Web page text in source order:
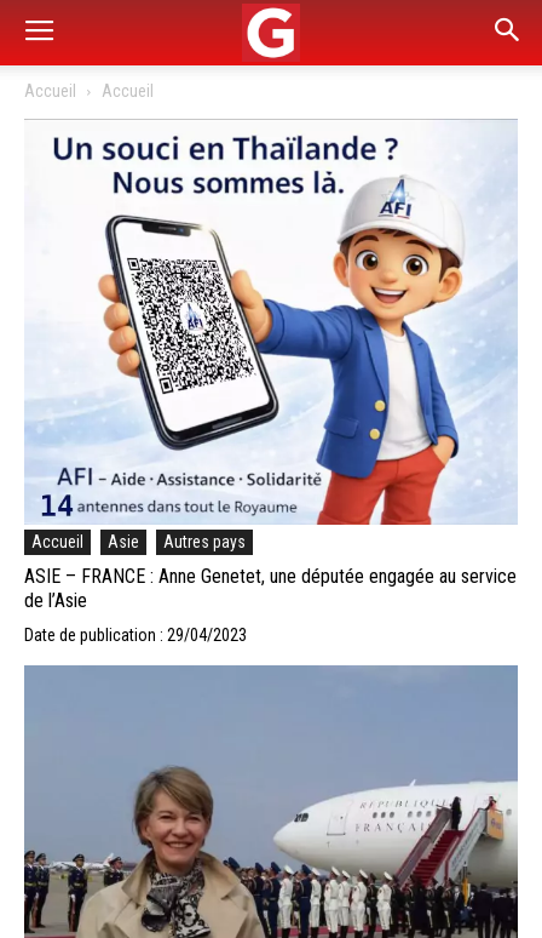
Accueil Accueil
Accueil Asie Autres pays
ASIE – FRANCE : Anne Genetet, une députée engagée au service
de l’Asie
Date de publication : 29/04/2023